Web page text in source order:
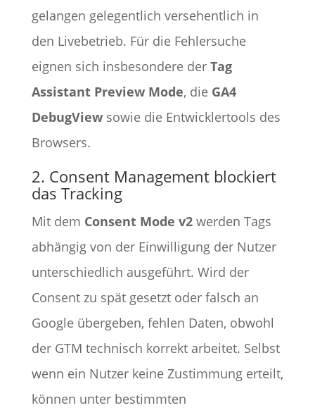
gelangen gelegentlich versehentlich in
den Livebetrieb. Für die Fehlersuche
eignen sich insbesondere der Tag
Assistant Preview Mode, die GA4
DebugViewsowie die Entwicklertools des
Browsers.
2. Consent Management blockiert
das Tracking
Mit dem Consent Mode v2werden Tags
abhängig von der Einwilligung der Nutzer
unterschiedlich ausgeführt. Wird der
Consent zu spät gesetzt oder falsch an
Google übergeben, fehlen Daten, obwohl
der GTM technisch korrekt arbeitet. Selbst
wenn ein Nutzer keine Zustimmung erteilt,
können unter bestimmten